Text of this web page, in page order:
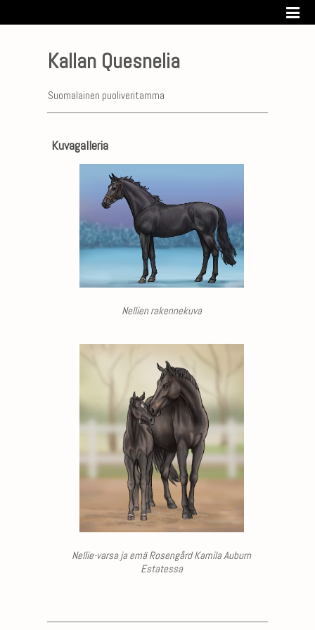
Kallan Quesnelia
Suomalainen puoliveritamma
Kuvagalleria
Nellien rakennekuva
Nellie-varsa ja emä Rosengård Kamila Auburn
Estatessa